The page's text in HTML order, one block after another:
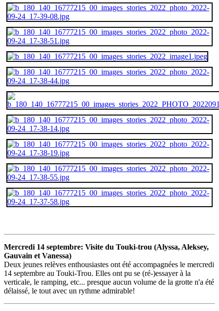
Mercredi 14 septembre: Visite du Touki-trou (Alyssa, Aleksey,
Gauvain et Vanessa)
Deux jeunes relèves enthousiastes ont été accompagnées le mercredi
14 septembre au Touki-Trou. Elles ont pu se (ré-)essayer à la
verticale, le ramping, etc... presque aucun volume de la grotte n'a été
délaissé, le tout avec un rythme admirable!